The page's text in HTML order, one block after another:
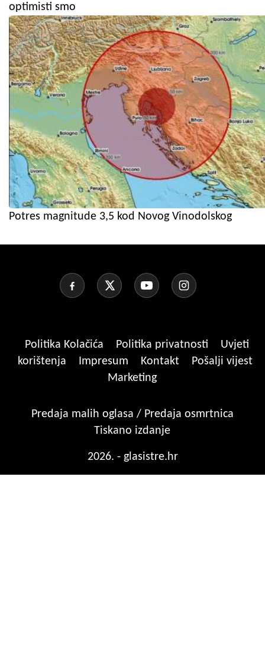
optimisti smo
Potres magnitude 3,5 kod Novog Vinodolskog
Politika Kolačića Politika privatnosti
Uvjeti
korištenja
Impresum Kontakt
Pošalji vijest
Marketing
Predaja malih oglasa / Predaja osmrtnica
Tiskano izdanje
2026. - glasistre.hr